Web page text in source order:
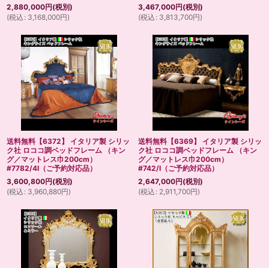
2,880,000円(税別)
(税込 : 3,168,000円)
3,467,000円(税別)
(税込 : 3,813,700円)
送料無料【6372】 イタリア製 シリッ
ク社 ロココ調ベッドフレーム （キン
グ／マットレス巾200cm）
#7782/4I（ご予約対応品）
3,600,800円(税別)
(税込 : 3,960,880円)
送料無料【6369】 イタリア製 シリッ
ク社 ロココ調ベッドフレーム （キン
グ／マットレス巾200cm）
#742/I（ご予約対応品）
2,647,000円(税別)
(税込 : 2,911,700円)